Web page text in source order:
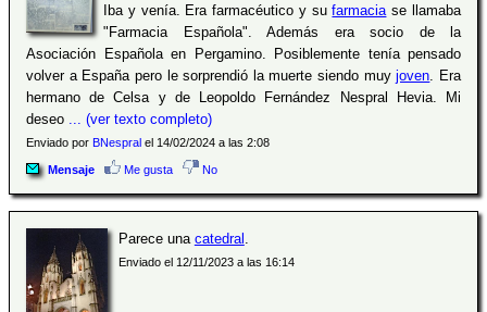
Iba y venía. Era farmacéutico y sufarmaciase llamaba
"Farmacia Española". Además era socio de la
Asociación Española en Pergamino. Posiblemente tenía pensado
volver a España pero le sorprendió la muerte siendo muyjoven. Era
hermano de Celsa y de Leopoldo Fernández Nespral Hevia. Mi
deseo ... (ver texto completo)
Enviado por BNespral el 14/02/2024 a las 2:08
Mensaje Me gusta No
Parece una catedral .
Enviado el 12/11/2023 a las 16:14